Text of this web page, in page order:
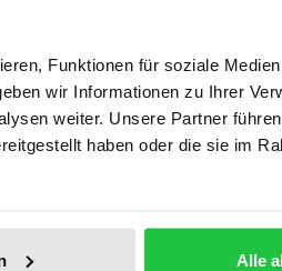
Funktionen für soziale
wir Informationen zu Ihrer
weiter. Unsere Partner
haben oder die sie im
Alle